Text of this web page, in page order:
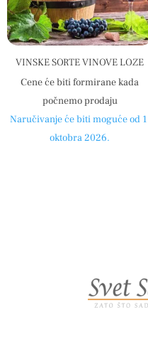
VINSKE SORTE VINOVE LOZE
Cene će biti formirane kada
počnemo prodaju
Naručivanje će biti moguće od
oktobra 2026.